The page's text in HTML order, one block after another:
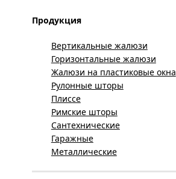
Продукция
Вертикальные жалюзи
Горизонтальные жалюзи
Жалюзи на пластиковые окна
Рулонные шторы
Плиссе
Римские шторы
Сантехнические
Гаражные
Металлические